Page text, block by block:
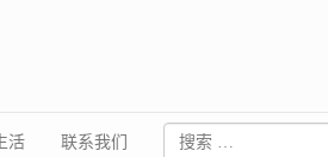
活 联系我们